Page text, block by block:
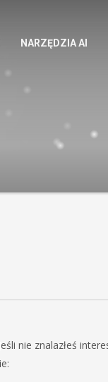
NARZĘDZIA AI
nie znalazłeś